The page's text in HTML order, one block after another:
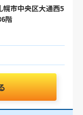
市中央区大通西5
階